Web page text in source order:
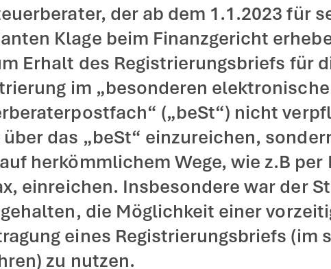
Aktuelles > Keine Verpflichtung von Steuerberatern
Ein Steuerberater, der ab
Mandanten Klage beim